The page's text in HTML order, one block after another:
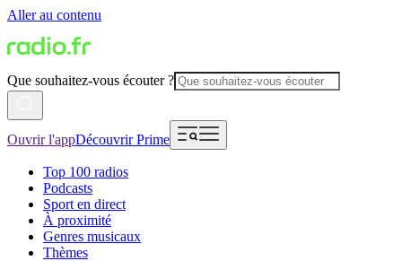
Aller au contenu
Que souhaitez-vous écouter ?
Ouvrir l'appDécouvrir Prime
Top 100 radios
Podcasts
Sport en direct
À proximité
Genres musicaux
Thèmes